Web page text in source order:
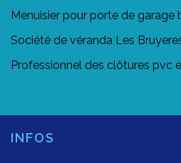
Menuisier pour porte de
Société de véranda Les
Professionnel des clôtures pvc
INFOS